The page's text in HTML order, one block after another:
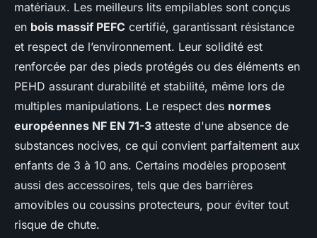
matériaux. Les meilleurs lits empilables sont conçus
en bois massif PEFC certifié, garantissant résistance
et respect de l’environnement. Leur solidité est
renforcée par des pieds protégés ou des éléments en
PEHD assurant durabilité et stabilité, même lors de
multiples manipulations. Le respect des normes
européennes NF EN 71-3 atteste d'une absence de
substances nocives, ce qui convient parfaitement aux
enfants de 3 à 10 ans. Certains modèles proposent
aussi des accessoires, tels que des barrières
amovibles ou coussins protecteurs, pour éviter tout
risque de chute.